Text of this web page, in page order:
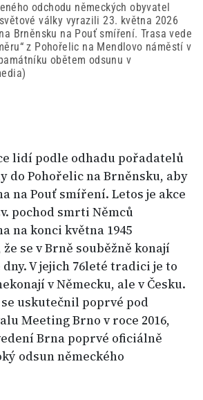
odchodu německých obyvatel
války vyrazili 23. května 2026
Brněnsku na Pouť smíření. Trasa vede
z Pohořelic na Mendlovo náměstí v
obětem odsunu v
lidí podle odhadu pořadatelů
do Pohořelic na Brněnsku, aby
na Pouť smíření. Letos je akce
pochod smrti Němců
na konci května 1945
se v Brně souběžně konají
V jejich 76leté tradici je to
v Německu, ale v Česku.
uskutečnil poprvé pod
Meeting Brno v roce 2016,
Brna poprvé oficiálně
odsun německého